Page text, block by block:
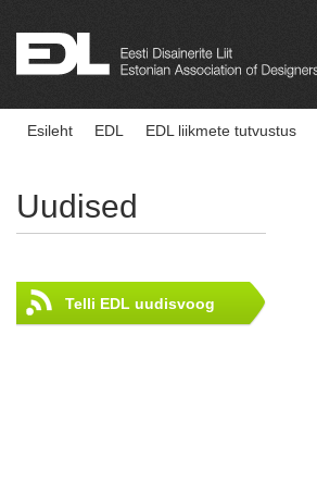
Esileht EDL EDL liikmete tutvustus
Uudised
Telli EDL uudisvoog